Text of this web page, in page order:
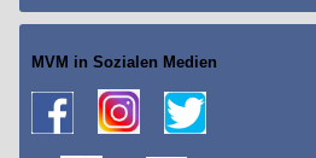
MVM in Sozialen Medien